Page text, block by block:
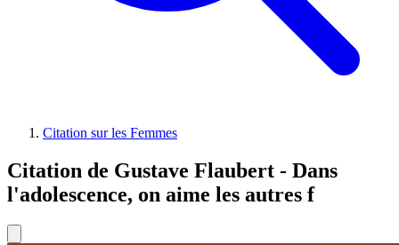
Citation sur les Femmes
Citation de Gustave Flaubert - Dans
l'adolescence, on aime les autres f